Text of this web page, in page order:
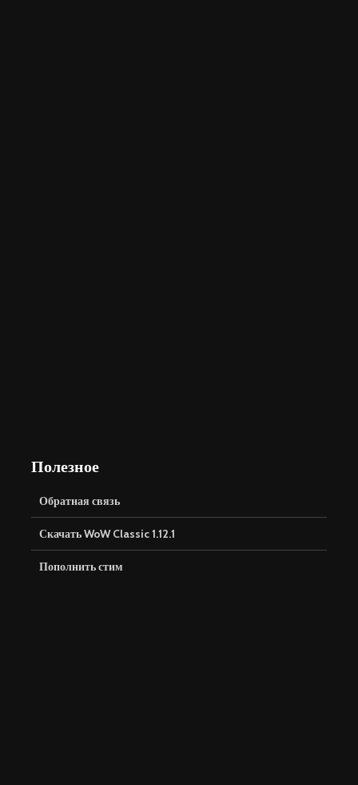
Полезное
Обратная связь
Скачать WoW Classic 1.12.1
Пополнить стим